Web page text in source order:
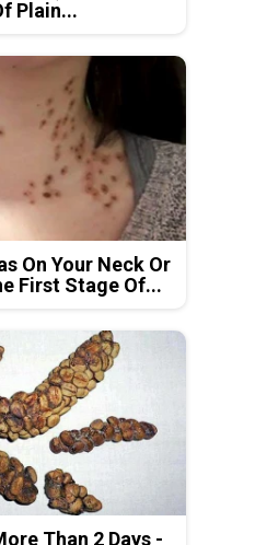
Plain...
On Your Neck Or
First Stage Of...
Than 2 Days -